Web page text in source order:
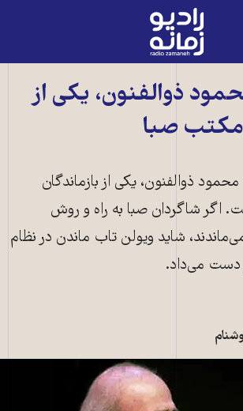
رادیو
زمانه
صفحه
اصلی
ذوالفنون، یکی از
مکتب صبا
ذوالفنون، یکی از بازماندگان
اگر شاگردان صبا به راه و روش
شاید ویولن تاب ماندن در نظام
دست می‌داد.